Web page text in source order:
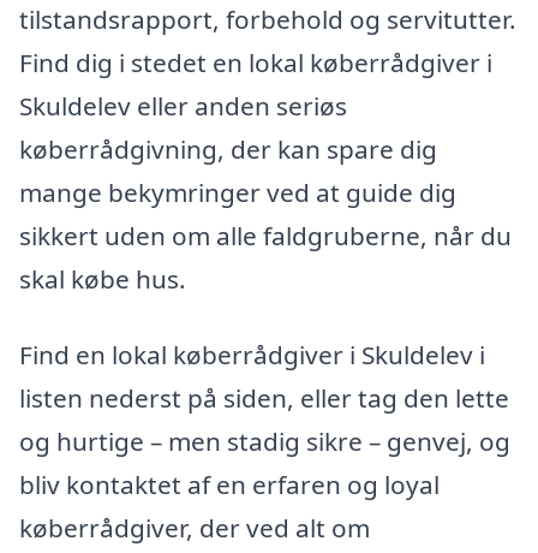
tilstandsrapport, forbehold og servitutter.
Find dig i stedet en lokal køberrådgiver i
Skuldelev eller anden seriøs
køberrådgivning, der kan spare dig
mange bekymringer ved at guide dig
sikkert uden om alle faldgruberne, når du
skal købe hus.
Find en lokal køberrådgiver i Skuldelev i
listen nederst på siden, eller tag den lette
og hurtige – men stadig sikre – genvej, og
bliv kontaktet af en erfaren og loyal
køberrådgiver, der ved alt om